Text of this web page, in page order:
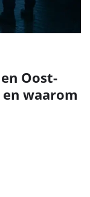
Oost-
waarom